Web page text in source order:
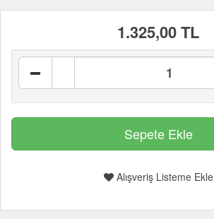
1.325,00 TL
Alışveriş Listeme Ekle